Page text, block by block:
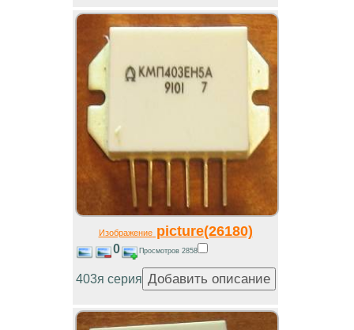
Изображениеpicture(26180)
0 Просмотров 2858
403я серия